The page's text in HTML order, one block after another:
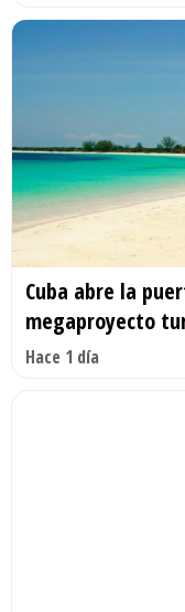
Cuba abre la
megaproyecto
Hace 1 día